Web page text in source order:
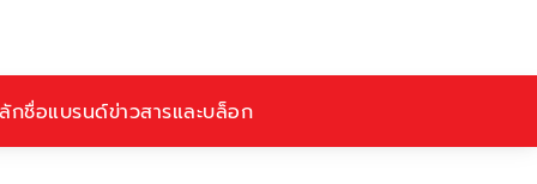
กชื่อแบรนด์ข่าวสารและบล็อก